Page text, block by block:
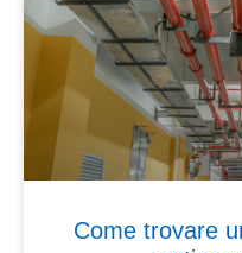
Come trovare